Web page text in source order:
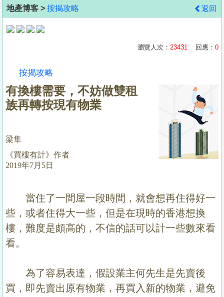
地
產
據
公
置
業
手
關
於
我
們
地產博客 > 按揭攻略 返回
瀏覽人次： 23431 回應： 0
按揭攻略
有換樓需要，不妨做雙租
族再轉按現有物業
梁隼
《買樓有計》作者
2019年7月5日
當住了一間屋一段時間，就會想再住得好一
些，或者住得大一些，但是在現時的香港想換
樓，難度是頗高的，不信的話可以計一些數來看
看。
為了容易表達，假設業主何先生是先賣後
買，即先賣出原有物業，再買入新的物業，避免